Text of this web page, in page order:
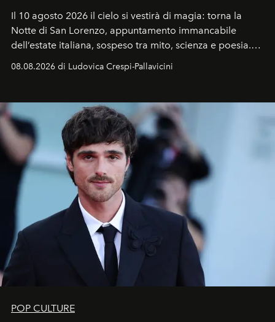
Il 10 agosto 2026 il cielo si vestirà di magia: torna la
Notte di San Lorenzo, appuntamento immancabile
dell’estate italiana, sospeso tra mito, scienza e poesia.
Sarà il momento in cui gli occhi si alzano verso la volta
celeste per seguire il passaggio delle
all’universo i desideri più segreti
08.08.2026 di Ludovica Crespi-Pallavicini
POP CULTURE